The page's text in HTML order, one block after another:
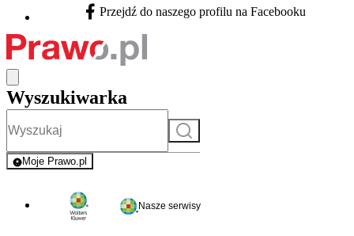
Facebook - otwiera się w nowej karcie
Przejdź do naszego profilu na Facebooku
Wyszukiwarka
Szukaj
Moje Prawo.pl
- rejestracja i logowanie do serwisu
Nasze serwisy